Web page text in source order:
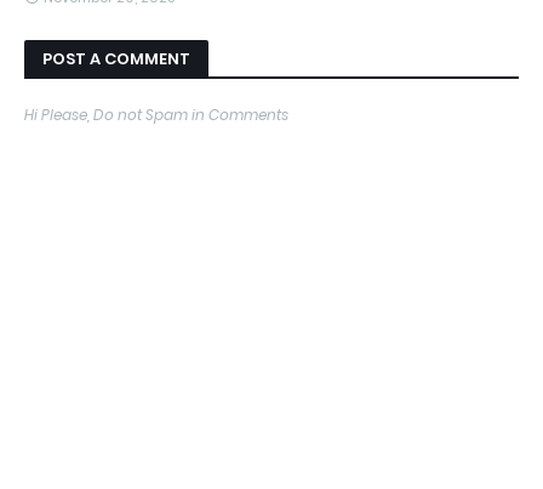
POST A COMMENT
Hi Please, Do not Spam in Comments